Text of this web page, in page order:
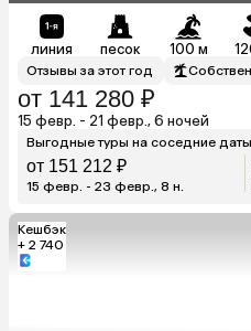
линия песок 100 м
Отзывы за этот год
от 141 280 ₽
15 февр. - 21 февр., 6 ночей
Выгодные туры на соседние даты
от 151 212 ₽
15 февр. - 23 февр., 8 н.
Кешбэк
+ 2 740